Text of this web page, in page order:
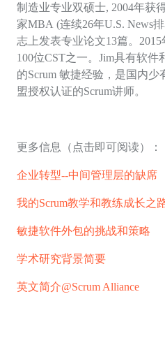
制造业专业双硕士, 2004年获
家MBA (连续26年U.S. News
志上发表专业论文13篇。
100位CST之一。Jim具有软
的Scrum 敏捷经验，是国内少
盟授权认证的Scrum讲师。
更多信息（点击即可阅读）：
企业转型--中间管理层的缺席
我的Scrum教学和教练成长之
敏捷软件外包的挑战和策略
学术研究背景简要
英文简介@Scrum Alliance